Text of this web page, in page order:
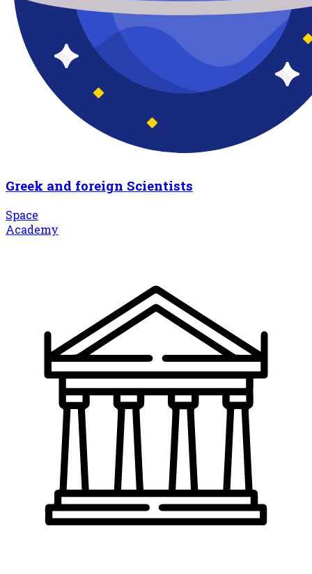
Greek and foreign Scientists
Space
Academy